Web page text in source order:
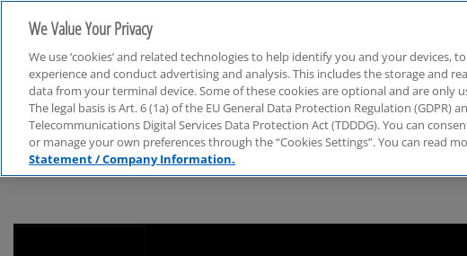
Transfer Pricing Insights
We Value Your Privacy
We use ‘cookies’ and related technologies to help identify you and your devices,
experience and conduct advertising and analysis. This includes the storage and
data from your terminal device. Some of these cookies are optional and are only
The legal basis is Art. 6 (1a) of the EU General Data Protection Regulation (GDPR)
Telecommunications Digital Services Data Protection Act (TDDDG). You can
or manage your own preferences through the “Cookies Settings”. You can read
Statement / Company Information.